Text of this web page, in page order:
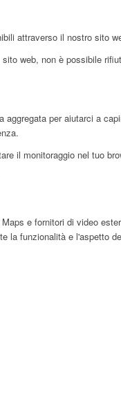
attraverso il nostro sito
web, non è possibile
per aiutarci a
il monitoraggio nel tuo
e fornitori di video
la funzionalità e l'aspetto